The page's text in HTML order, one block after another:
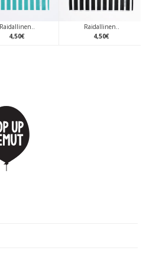
Raidallinen..
4,50€
Raidallinen..
4,50€